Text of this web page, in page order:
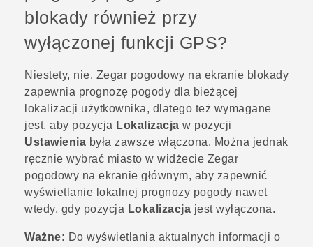
POMOC TECHNICZNA
Urządzenia i akcesoria HTC
Zaloguj się
blokady również przy
wyłączonej funkcji GPS?
Niestety, nie. Zegar pogodowy na ekranie blokady
zapewnia prognozę pogody dla bieżącej
lokalizacji użytkownika, dlatego też wymagane
jest, aby pozycja Lokalizacja w pozycji
Ustawienia była zawsze włączona. Można jednak
ręcznie wybrać miasto w widżecie Zegar
pogodowy na ekranie głównym, aby zapewnić
wyświetlanie lokalnej prognozy pogody nawet
wtedy, gdy pozycja Lokalizacja jest wyłączona.
Ważne: Do wyświetlania aktualnych informacji o